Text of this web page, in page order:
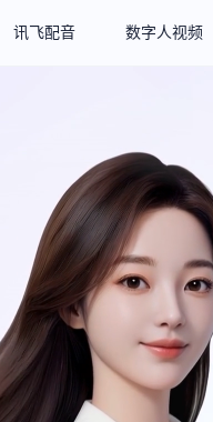
讯飞配音 数字人视频
的超拟
声音都